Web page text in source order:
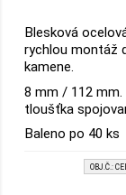
Blesková
rychlou montáž
kamene.
8 mm / 112 mm.
tloušťka
Baleno po 40 ks
OBJ.Č.: